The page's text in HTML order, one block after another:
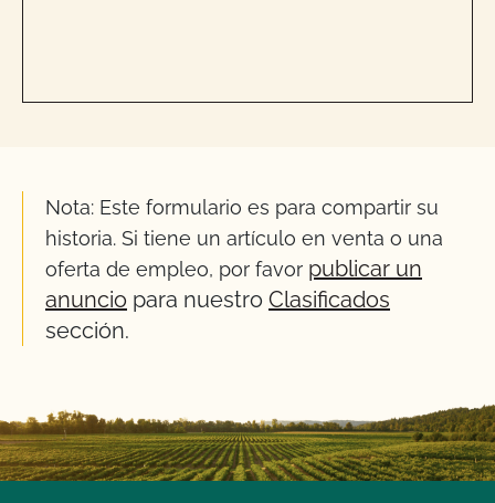
Nota: Este formulario es para compartir su
historia. Si tiene un artículo en venta o una
oferta de empleo, por favor publicar un
anuncio para nuestro Clasificados
sección.